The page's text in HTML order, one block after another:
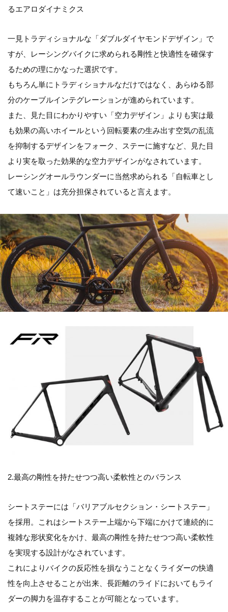
るエアロダイナミクス
一見トラディショナルな「ダブルダイヤモンドデザイン」で
すが、レーシングバイクに求められる剛性と快適性を確保す
るための理にかなった選択です。
もちろん単にトラディショナルなだけではなく、あらゆる部
分のケーブルインテグレーションが進められています。
また、見た目にわかりやすい「空力デザイン」よりも実は最
も効果の高いホイールという回転要素の生み出す空気の乱流
を抑制するデザインをフォーク、ステーに施すなど、見た目
より実を取った効果的な空力デザインがなされています。
レーシングオールラウンダーに当然求められる「自転車とし
て速いこと」は充分担保されていると言えます。
2.最高の剛性を持たせつつ高い柔軟性とのバランス
シートステーには「バリアブルセクション・シートステー」
を採用。これはシートステー上端から下端にかけて連続的に
複雑な形状変化をかけ、最高の剛性を持たせつつ高い柔軟性
を実現する設計がなされています。
これによりバイクの反応性を損なうことなくライダーの快適
性を向上させることが出来、長距離のライドにおいてもライ
ダーの脚力を温存することが可能となっています。